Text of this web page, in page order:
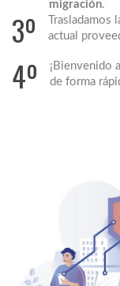
migración.
3º
actual
4º
¡Bienvenido
de forma